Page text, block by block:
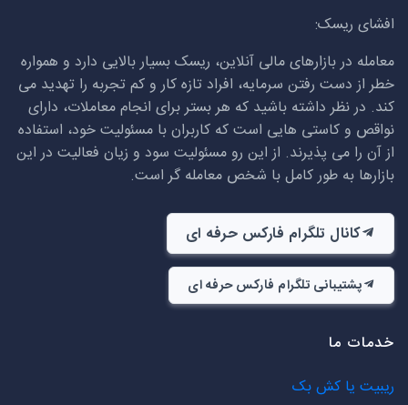
افشای ریسک:
معامله در بازارهای مالی آنلاین، ریسک بسیار بالایی دارد و همواره
خطر از دست رفتن سرمایه، افراد تازه کار و کم تجربه را تهدید می
کند. در نظر داشته باشید که هر بستر برای انجام معاملات، دارای
نواقص و کاستی هایی است که کاربران با مسئولیت خود، استفاده
از آن را می پذیرند. از این رو مسئولیت سود و زیان فعالیت در این
بازارها به طور کامل با شخص معامله گر است.
کانال تلگرام فارکس حرفه ای
پشتیبانی تلگرام فارکس حرفه ای
خدمات ما
ریبیت یا کش بک